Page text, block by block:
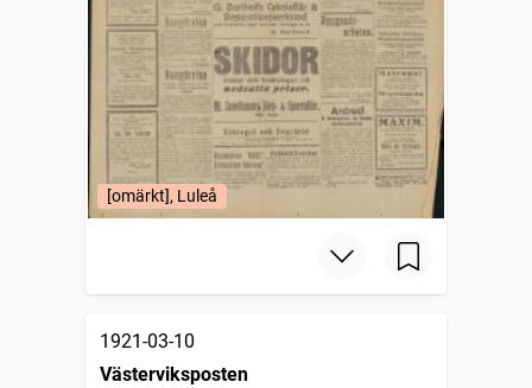
[omärkt], Luleå
1921-03-10
Västerviksposten